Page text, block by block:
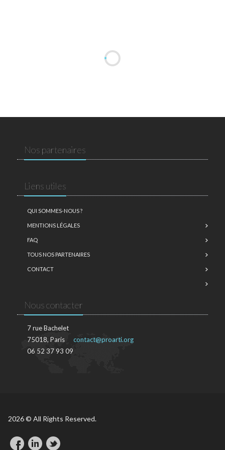
Nos partenaires
Liens utiles
QUI SOMMES-NOUS ?
MENTIONS LÉGALES
FAQ
TOUS NOS PARTENAIRES
CONTACT
Nous contacter
7 rue Bachelet
75018, Paris
06 52 37 93 09
contact@proarti.org
2026 © All Rights Reserved.